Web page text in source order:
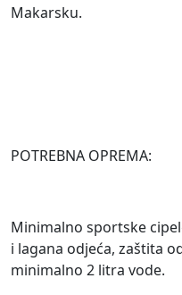
Makarsku.
POTREBNA OPREMA:
Minimalno sportske
i lagana odjeća, zaštita
minimalno 2 litra vode.